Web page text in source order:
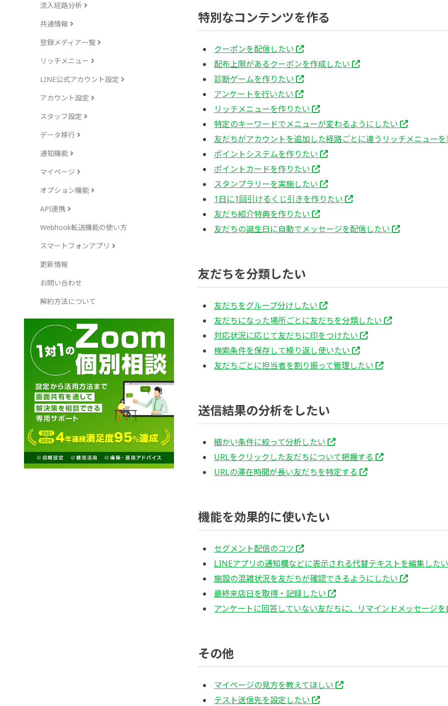
流入経路分析
共通情報
登録メディア一覧
リッチメニュー
LINE公式アカウント設定
アカウント設定
スタッフ設定
データ移行
通知機能
マイページ
オプション機能
API連携
Webhook転送機能の使い方
スマートフォンアプリ
更新情報
お問い合わせ
解約方法について
特別なコンテンツを作る
クーポンを配信したい
配布上限があるクーポンを作成したい
診断ゲームを作りたい
アンケートを行いたい
リッチメニューを作りたい
特定のキーワードでメニューが変わるようにしたい
友だちがアカウントを追加した経路ごとに違うリッチメニュー
ポイントシステムを作りたい
ポイントカードを作りたい
スタンプラリーを実施したい
1日に1回引けるくじ引きを作りたい
友だち紹介特典を作りたい
友だちの誕生日に自動でメッセージを配信したい
友だちを分類したい
友だちをグループ分けしたい
友だちになった場所ごとに友だちを分類したい
対応状況に応じて友だちに印をつけたい
検索条件を保存して繰り返し使いたい
友だちごとに担当者を割り振って管理したい
送信結果の分析をしたい
細かい条件に絞って分析したい
URLをクリックした友だちについて把握する
URLの滞在時間が長い友だちを特定する
機能を効果的に使いたい
セグメント配信のコツ
LINEアプリの通知欄などに表示される代替テキストを編集したい
施設の混雑状況を友だちが確認できるようにしたい
最終来店日を取得・記録したい
アンケートに回答していない友だちに、リマインドメッセージ
その他
マイページの見方を教えてほしい
テスト送信先を設定したい